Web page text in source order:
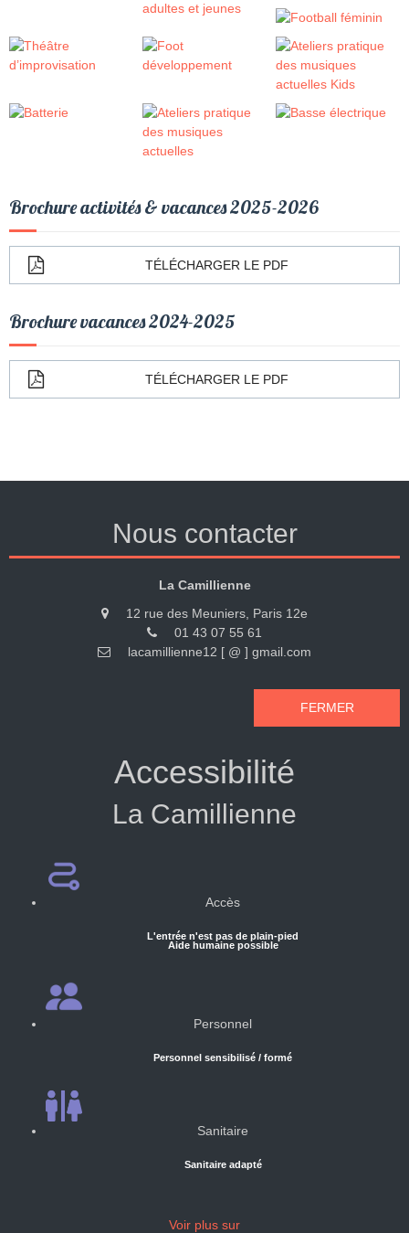
Brochure activités & vacances 2025-2026
TÉLÉCHARGER LE PDF
Brochure vacances 2024-2025
TÉLÉCHARGER LE PDF
Nous contacter
La Camillienne
12 rue des Meuniers, Paris 12e
01 43 07 55 61
lacamillienne12 [ @ ] gmail.com
FERMER
Accessibilité
La Camillienne
Accès
L'entrée n'est pas de plain-pied
Aide humaine possible
Personnel
Personnel sensibilisé / formé
Sanitaire
Sanitaire adapté
Voir plus sur